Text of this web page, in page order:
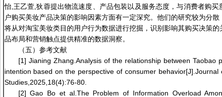
怡,王乙萱,狄蓉提出物流速度、产品包装以及服务态度，与消费者购
户购买美妆产品决策的影响因素方面有一定深究。他们的研究较为分
将从对淘宝美妆类目的用户行为数据进行挖掘，识别影响其购买决策
品布局和营销触点提供精准的数据洞察。
（五）参考文献
[1] Jianing Zhang.Analysis of the relationship between Taobao
intention based on the perspective of consumer behavior[J].Journal
Studies,2025,18(4):76-80.
[2] Gao Bo et al.The Problem of Information Overload